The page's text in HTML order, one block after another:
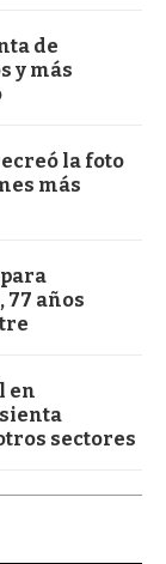
de
y más
la foto
más
años
en
sectores